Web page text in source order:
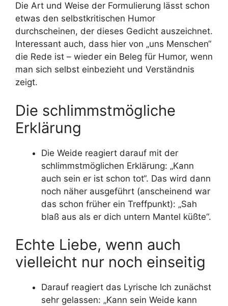
Die Art und Weise der Formulierung lässt schon
etwas den selbstkritischen Humor
durchscheinen, der dieses Gedicht auszeichnet.
Interessant auch, dass hier von „uns Menschen“
die Rede ist – wieder ein Beleg für Humor, wenn
man sich selbst einbezieht und Verständnis
zeigt.
Die schlimmstmögliche
Erklärung
Die Weide reagiert darauf mit der
schlimmstmöglichen Erklärung: „Kann
auch sein er ist schon tot“. Das wird dann
noch näher ausgeführt (anscheinend war
das schon früher ein Treffpunkt): „Sah
blaß aus als er dich untern Mantel küßte“.
Echte Liebe, wenn auch
vielleicht nur noch einseitig
Darauf reagiert das Lyrische Ich zunächst
sehr gelassen: „Kann sein Weide kann